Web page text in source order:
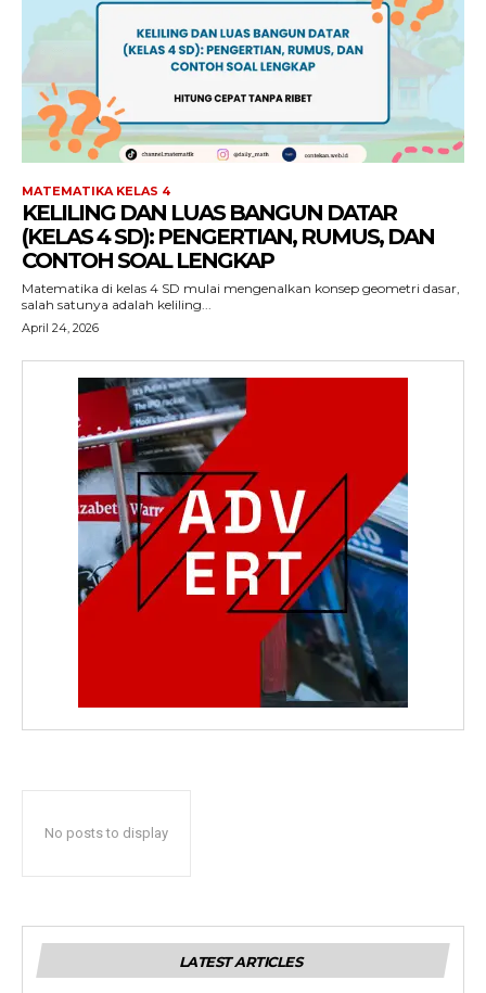
MATEMATIKA KELAS 4
KELILING DAN LUAS BANGUN DATAR
(KELAS 4 SD): PENGERTIAN, RUMUS, DAN
CONTOH SOAL LENGKAP
Matematika di kelas 4 SD mulai mengenalkan konsep geometri dasar,
salah satunya adalah keliling...
April 24, 2026
No posts to display
LATEST ARTICLES